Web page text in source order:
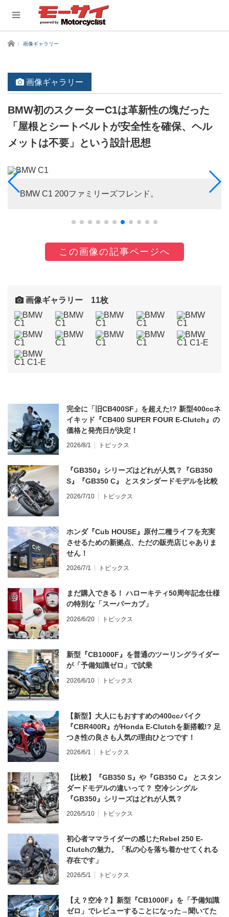
ホーム 画像ギャラリー
画像ギャラリー
BMW初のスクーターC1は革新性の塊だった
「屋根とシートベルトが安全性を確保、ヘル
メットは不要」という設計思想
BMW C1 200ファミリーズフレンド。
この画像の記事ページへ
画像ギャラリー 11枚
完全に「旧CB400SF」を超えた!? 新型400ccネ
イキッド『CB400 SUPER FOUR E-Clutch』の
価格と発売日が決定！
2026/8/1 トピックス
『GB350』シリーズはどれが人気？『GB350
S』『GB350 C』 とスタンダードモデルを比較
2026/7/10 トピックス
ホンダ『Cub HOUSE』原付二種ライフを充実
させるための新拠点、ただの販売店じゃありま
せん！
2026/7/1 トピックス
まだ購入できる！ ハローキティ50周年記念仕様
の特別な「スーパーカブ」
2026/6/20 トピックス
新型『CB1000F』を普通のツーリングライダー
が「予備知識ゼロ」で試乗
2026/6/10 トピックス
【新型】大人にもおすすめの400ccバイク
『CBR400R』がHonda E-Clutchを新搭載!? 足
つき性の良さも人気の理由ひとつです！
2026/6/1 トピックス
【比較】『GB350 S』や『GB350 C』 とスタン
ダードモデルの違いって？ 空冷シングル
『GB350』シリーズはどれが人気？
2026/5/10 トピックス
初心者ママライダーの感じたRebel 250 E-
Clutchの魅力。「私の心を落ち着かせてくれる
存在です」
2026/5/1 トピックス
【え？空冷？】新型『CB1000F』を「予備知識
ゼロ」でレビューすることになった→聞いてた